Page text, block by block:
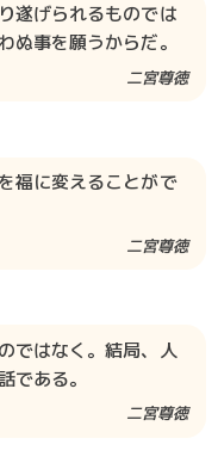
遂げられるものでは
ぬ事を願うからだ。
二宮尊徳​​​​
福に変えることがで
二宮尊徳​​
ではなく。結局、人
である。
二宮尊徳​​